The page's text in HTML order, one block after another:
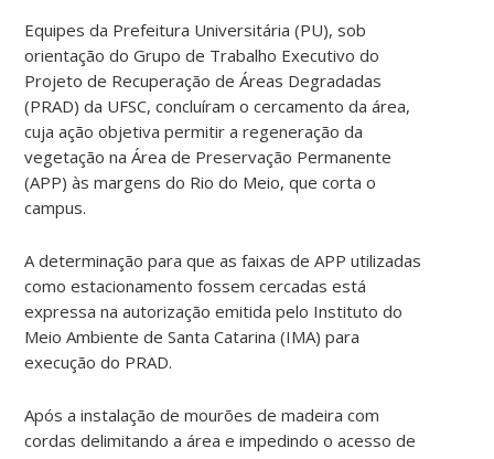
Equipes da Prefeitura Universitária (PU), sob
orientação do Grupo de Trabalho Executivo do
Projeto de Recuperação de Áreas Degradadas
(PRAD) da UFSC, concluíram o cercamento da área,
cuja ação objetiva permitir a regeneração da
vegetação na Área de Preservação Permanente
(APP) às margens do Rio do Meio, que corta o
campus.
A determinação para que as faixas de APP utilizadas
como estacionamento fossem cercadas está
expressa na autorização emitida pelo Instituto do
Meio Ambiente de Santa Catarina (IMA) para
execução do PRAD.
Após a instalação de mourões de madeira com
cordas delimitando a área e impedindo o acesso de